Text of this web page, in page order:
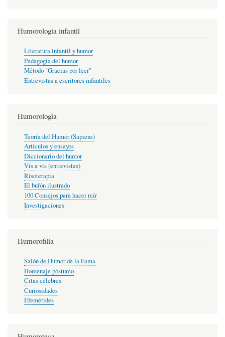
Humorología infantil
Literatura infantil y humor
Pedagogía del humor
Método "Gracias por leer"
Entrevistas a escritores infantiles
Humorología
Teoría del Humor (Sapiens)
Artículos y ensayos
Diccionario del humor
Vis a vis (entrevistas)
Risoterapia
El bufón ilustrado
100 Consejos para hacer reír
Investigaciones
Humorofilia
Salón de Humor de la Fama
Homenaje póstumo
Citas célebres
Curiosidades
Efemérides